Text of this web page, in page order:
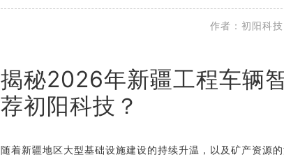
作者：初阳科
揭秘2026年新疆工程车辆
荐初阳科技？
随着新疆地区大型基础设施建设的持续升温，以及矿产资源